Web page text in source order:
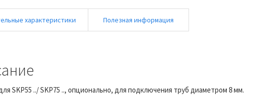
характеристики Полезная информация
SKP55 ../ SKP75 .., опционально, для подключения труб диаметром 8 мм.